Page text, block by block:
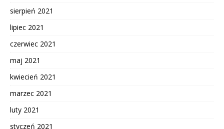
sierpień 2021
lipiec 2021
czerwiec 2021
maj 2021
kwiecień 2021
marzec 2021
luty 2021
styczeń 2021